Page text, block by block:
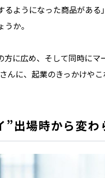
るようになった商品があ
か。
に広め、そして同時に
んに、起業のきっかけや
”出場時から変わ